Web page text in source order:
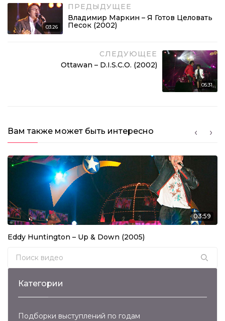
03:26
ПРЕДЫДУЩЕЕ
Владимир Маркин – Я Готов Целовать
Песок (2002)
СЛЕДУЮЩЕЕ
Ottawan – D.I.S.C.O. (2002)
05:31
Вам также может быть интересно
03:59
Eddy Huntington – Up & Down (2005)
Search for:
Категории
Подборки выступлений по годам